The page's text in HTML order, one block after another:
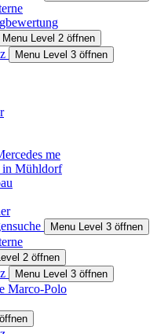
Menu Level 2 öffnen
Menu Level 3 öffnen
me
Mühldorf
Menu Level 3 öffnen
2 öffnen
Menu Level 3 öffnen
Marco-Polo